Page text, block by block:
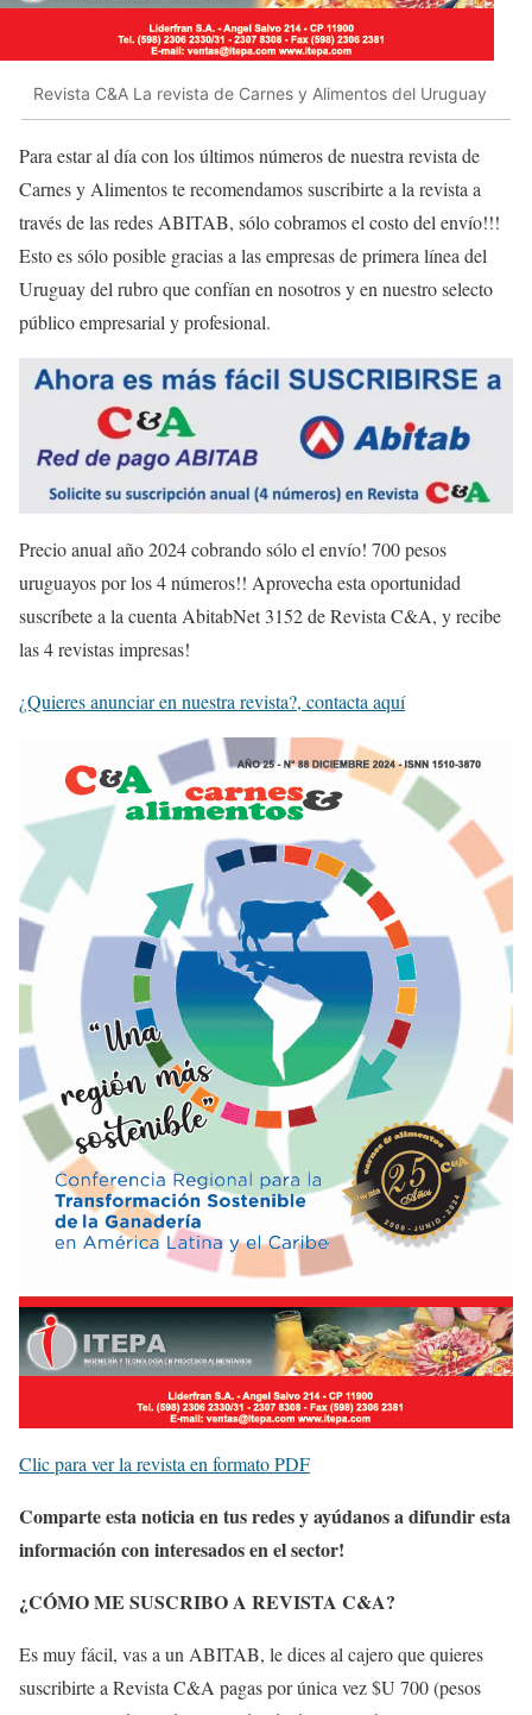
Revista C&A La revista de Carnes y Alimentos del Uruguay
Para estar al día con los últimos números de nuestra revista de
Carnes y Alimentos te recomendamos suscribirte a la revista a
través de las redes ABITAB, sólo cobramos el costo del envío!!!
Esto es sólo posible gracias a las empresas de primera línea del
Uruguay del rubro que confían en nosotros y en nuestro selecto
público empresarial y profesional.
Precio anual año 2024 cobrando sólo el envío! 700 pesos
uruguayos por los 4 números!! Aprovecha esta oportunidad
suscríbete a la cuenta AbitabNet 3152 de Revista C&A, y recibe
las 4 revistas impresas!
¿Quieres anunciar en nuestra revista?, contacta aquí
Clic para ver la revista en formato PDF
Comparte esta noticia en tus redes y ayúdanos a difundir esta
información con interesados en el sector!
¿CÓMO ME SUSCRIBO A REVISTA C&A?
Es muy fácil, vas a un ABITAB, le dices al cajero que quieres
suscribirte a Revista C&A pagas por única vez $U 700 (pesos